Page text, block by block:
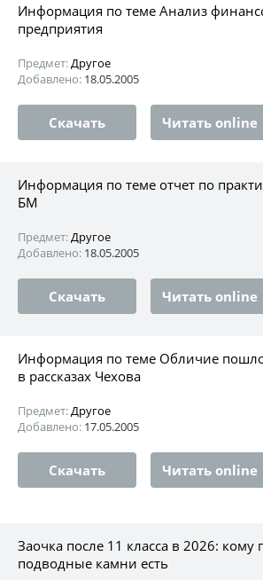
Информация по теме Анализ
предприятия
Предмет:Другое
Добавлено: 18.05.2005
Скачать Читать online
Информация по теме отчет по
БМ
Предмет:Другое
Добавлено: 18.05.2005
Скачать Читать online
Информация по теме Обличие
в рассказах Чехова
Предмет:Другое
Добавлено: 17.05.2005
Скачать Читать online
Заочка после 11 класса в 2026: кому
подводные камни есть